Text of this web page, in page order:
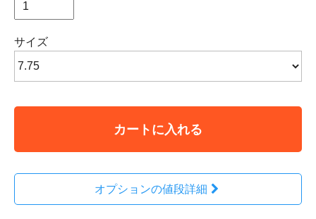
サイズ
カートに入れる
オプションの値段詳細